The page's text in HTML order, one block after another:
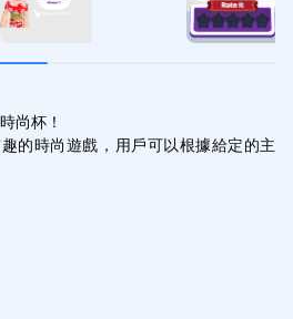
尚杯！
的時尚遊戲，用戶可以根據給定的主